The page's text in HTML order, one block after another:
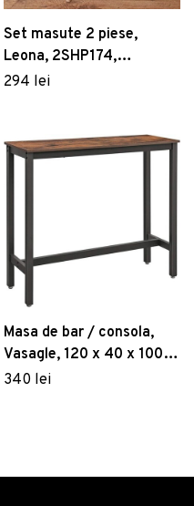
Set masute 2 piese,
Leona, 2SHP174,
Multicolor
294 lei
Masa de bar / consola,
Vasagle, 120 x 40 x 100
cm, PAL/otel, maro rustic
340 lei